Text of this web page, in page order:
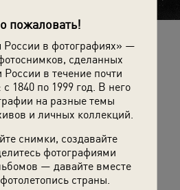
пожаловать!
России в фотографиях» —
сделанных
России в течение почти
1840 по 1999 год. В него
на разные темы
и личных коллекций.
снимки, создавайте
фотографиями
— давайте вместе
страны.
р-н, пос. Якурим
russiainphoto.ru